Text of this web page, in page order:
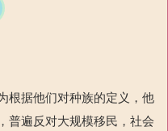
根据他们对种族的定义，他
普遍反对大规模移民，社会